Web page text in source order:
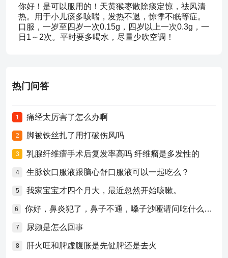
你好！是可以服用的！天黄猴枣散除痰定惊，祛风清
热。用于小儿痰多咳喘，发热不退，惊悸不眠等症。
口服，一岁至四岁一次0.15g，四岁以上一次0.3g，一
日1～2次。平时要多喝水，尽量少吹空调！
热门问答
1 痛经太厉害了怎么办啊
2 脚被铁丝扎了用打破伤风吗
3 乳腺纤维瘤手术后复发率高吗 纤维瘤是多发性的
4 生脉饮口服液跟脑心舒口服液可以一起吃么？
5 我家宝宝才四个月大，最近忽然开始咳嗽。
6 你好，鼻炎犯了，鼻子不通，嗓子沙哑请问吃什么药比较好？
7 尿频是怎么回事
8 肝火旺和脾虚腹胀是先健脾还是去火